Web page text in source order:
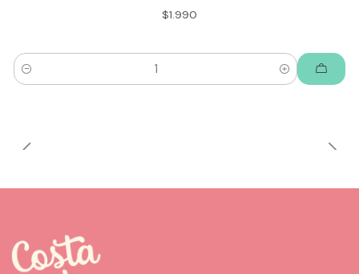
$1.990
Cantidad